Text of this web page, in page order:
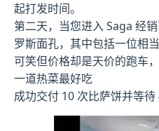
起打发时间。
第二天，当您进入 Saga 经
罗斯面孔，其中包括一位相
可笑但价格却是天价的跑车
一道热菜最好吃
成功交付 10 次比萨饼并等待